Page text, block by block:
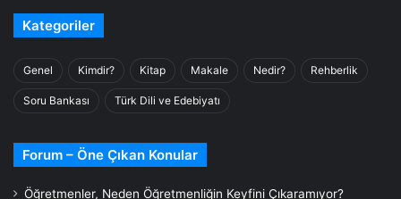
Kategoriler
Genel Kimdir? Kitap Makale Nedir? Rehberlik
Soru Bankası Türk Dili ve Edebiyatı
Forum – Öne Çıkan Konular
Öğretmenler, Neden Öğretmenliğin Keyfini Çıkaramıyor?